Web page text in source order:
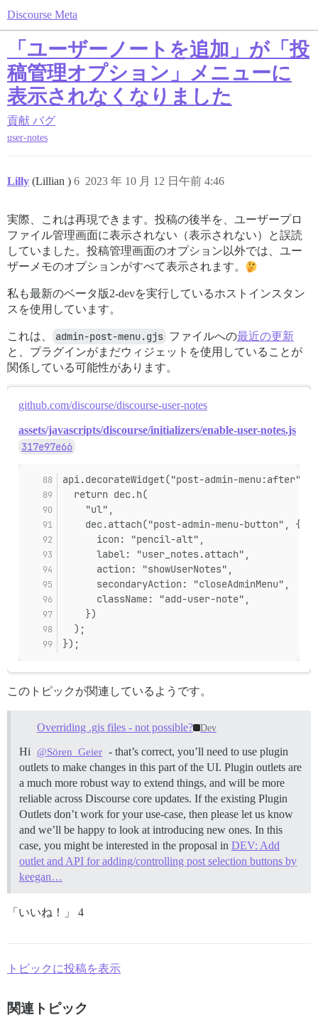
Discourse Meta
「ユーザーノートを追加」が「投
稿管理オプション」メニューに
表示されなくなりました
貢献 バグ
user-notes
Lilly (Lillian ) 2023 年 10 月 12 日午前 4:46
6
実際、これは再現できます。投稿の後半を、ユーザープロ
ファイル管理画面に表示されない（表示されない）と誤読
していました。投稿管理画面のオプション以外では、ユー
ザーメモのオプションがすべて表示されます。
私も最新のベータ版2-devを実行しているホストインスタン
スを使用しています。
これは、 admin-post-menu.gjs ファイルへの最近の更新
と、プラグインがまだウィジェットを使用していることが
関係している可能性があります。
github.com/discourse/discourse-user-notes
assets/javascripts/discourse/initializers/enable-user-notes.js
317e97e66
api.decorateWidget("post-admin-menu:after",
  return dec.h(
    "ul",
    dec.attach("post-admin-menu-button", {
      icon: "pencil-alt",
      label: "user_notes.attach",
      action: "showUserNotes",
      secondaryAction: "closeAdminMenu",
      className: "add-user-note",
    })
  );
});
このトピックが関連しているようです。
Overriding .gjs files - not possible? Dev
Hi @Sören_Geier - that’s correct, you’ll need to use plugin
outlets to make changes in this part of the UI. Plugin outlets are
a much more robust way to extend things, and will be more
reliable across Discourse core updates. If the existing Plugin
Outlets don’t work for your use-case, then please let us know
and we’ll be happy to look at introducing new ones. In this
case, you might be interested in the proposal in DEV: Add
outlet and API for adding/controlling post selection buttons by
keegan…
「いいね！」 4
トピックに投稿を表示
関連トピック